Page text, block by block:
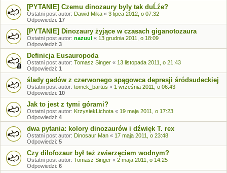
[PYTANIE] Czemu dinozaury byly tak duĹźe?
Ostatni post autor: Dawid Mika « 3 lipca 2012, o 07:32
Odpowiedzi: 17
[PYTANIE] Dinozaury żyjące w czasach giganotozaura
Ostatni post autor: nazuul « 13 grudnia 2011, o 18:09
Odpowiedzi: 3
Definicja Eusauropoda
Ostatni post autor: Tomasz Singer « 13 listopada 2011, o 21:43
Odpowiedzi: 1
ślady gadów z czerwonego spągowca depresji śródsudeckiej
Ostatni post autor: tomek_bartus « 1 września 2011, o 06:43
Odpowiedzi: 10
Jak to jest z tymi górami?
Ostatni post autor: KrzysiekLichota « 19 maja 2011, o 17:23
Odpowiedzi: 4
dwa pytania: kolory dinozaurów i dźwięk T. rex
Ostatni post autor: Dinosaur Man « 17 maja 2011, o 23:48
Odpowiedzi: 5
Czy dilofozaur był też zwierzęciem wodnym?
Ostatni post autor: Tomasz Singer « 2 maja 2011, o 14:25
Odpowiedzi: 6